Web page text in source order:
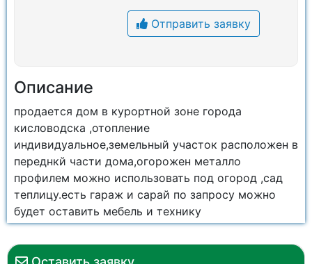
Отправить заявку
Описание
продается дом в курортной зоне города
кисловодска ,отопление
индивидуальное,земельный участок расположен в
переднкй части дома,огорожен металло
профилем можно использовать под огород ,сад
теплицу.есть гараж и сарай по запросу можно
будет оставить мебель и технику